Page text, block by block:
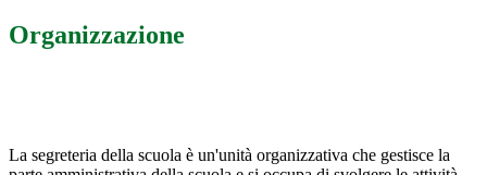
Organizzazione
La segreteria della scuola è un'unità organizzativa che gestisce la